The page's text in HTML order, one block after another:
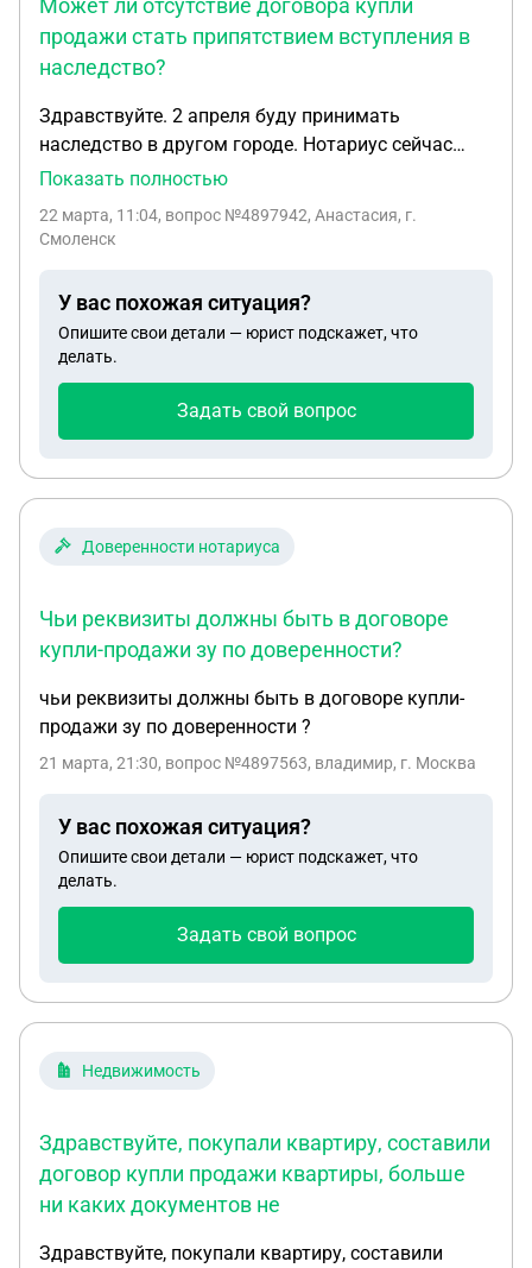
Может ли отсутствие договора купли
продажи стать припятствием вступления в
наследство?
Здравствуйте. 2 апреля буду принимать
наследство в другом городе. Нотариус сейчас
стала просить предоставить ей договор купли
нет. Только свидетельство на квартиру 2005 года
вступления в наследство?
Показать полностью
22 марта, 11:04, вопрос №4897942, Анастасия, г.
Смоленск
У вас похожая ситуация?
Опишите свои детали — юрист подскажет, что
делать.
Задать свой вопрос
Доверенности нотариуса
Чьи реквизиты должны быть в договоре
купли-продажи зу по доверенности?
чьи реквизиты должны быть в договоре купли-
продажи зу по доверенности ?
21 марта, 21:30, вопрос №4897563, владимир, г. Москва
У вас похожая ситуация?
Опишите свои детали — юрист подскажет, что
делать.
Задать свой вопрос
Недвижимость
Здравствуйте, покупали квартиру, составили
договор купли продажи квартиры, больше
ни каких документов не
Здравствуйте, покупали квартиру, составили